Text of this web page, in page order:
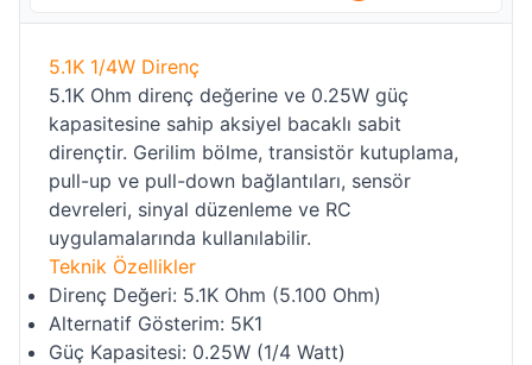
5.1K 1/4W Direnç
5.1K Ohm direnç değerine ve 0.25W güç
kapasitesine sahip aksiyel bacaklı sabit
dirençtir. Gerilim bölme, transistör kutuplama,
pull-up ve pull-down bağlantıları, sensör
devreleri, sinyal düzenleme ve RC
uygulamalarında kullanılabilir.
Teknik Özellikler
Direnç Değeri: 5.1K Ohm (5.100 Ohm)
Alternatif Gösterim: 5K1
Güç Kapasitesi: 0.25W (1/4 Watt)